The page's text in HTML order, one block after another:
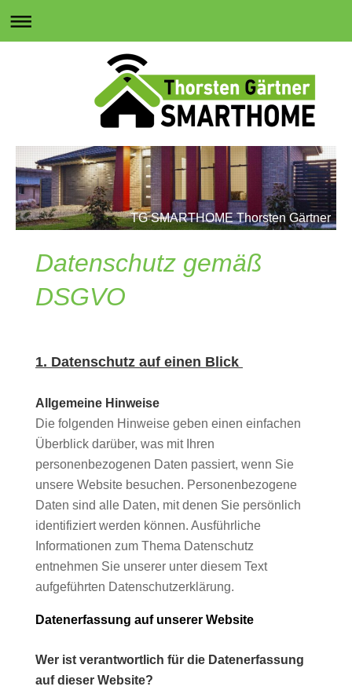
TG SMARTHOME Thorsten Gärtner
Datenschutz gemäß
DSGVO
1. Datenschutz auf einen Blick
Allgemeine Hinweise
Die folgenden Hinweise geben einen einfachen
Überblick darüber, was mit Ihren
personenbezogenen Daten passiert, wenn Sie
unsere Website besuchen. Personenbezogene
Daten sind alle Daten, mit denen Sie persönlich
identifiziert werden können. Ausführliche
Informationen zum Thema Datenschutz
entnehmen Sie unserer unter diesem Text
aufgeführten Datenschutzerklärung.
Datenerfassung auf unserer Website
Wer ist verantwortlich für die Datenerfassung
auf dieser Website?